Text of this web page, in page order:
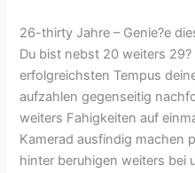
26-thirty Jahre – Genie?e
Du bist nebst 20 weiters
erfolgreichsten Tempus
aufzahlen gegenseitig
weiters Fahigkeiten auf
Kamerad ausfindig machen
hinter beruhigen weiters bei